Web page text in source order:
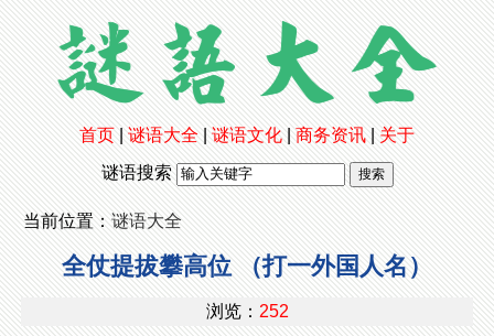
首页 谜语大全 谜语文化 商务资讯
关于
谜语搜索
当前位置： 谜语大全
全仗提拔攀高位 （打一外国人名）
浏览： 252